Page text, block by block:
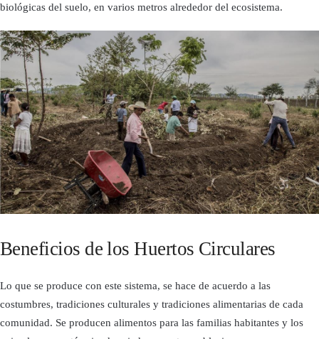
biológicas del suelo, en varios metros alrededor del ecosistema.
Beneficios de los Huertos Circulares
Lo que se produce con este sistema, se hace de acuerdo a las
costumbres, tradiciones culturales y tradiciones alimentarias de cada
comunidad. Se producen alimentos para las familias habitantes y los